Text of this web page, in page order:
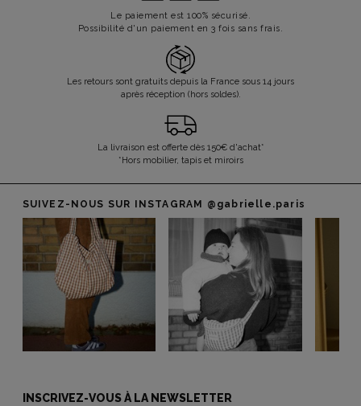
Le paiement est 100% sécurisé.
Possibilité d'un paiement en 3 fois sans frais.
Les retours sont gratuits depuis la France sous 14 jours
après réception (hors soldes).
La livraison est offerte dès 150€ d'achat*
*Hors mobilier, tapis et miroirs
SUIVEZ-NOUS SUR INSTAGRAM @gabrielle.paris
INSCRIVEZ-VOUS À LA NEWSLETTER